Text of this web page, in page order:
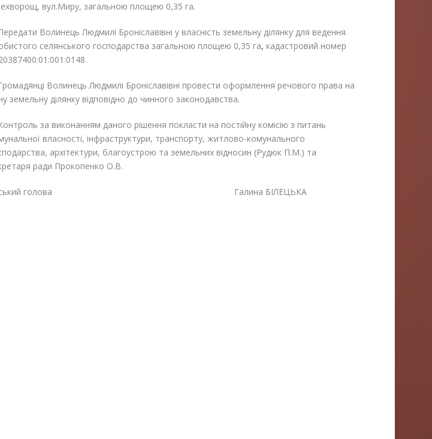
вул.Миру, загальною площею 0,35 га.
Волинець Людмилі Броніславівні у власність земельну ділянку для ведення
селянського господарства загальною площею 0,35 га, кадастровий номер
Волинець Людмилі Броніславівні провести оформлення речового права на
земельну ділянку відповідно до чинного законодавства.
за виконанням даного рішення покласти на постійну комісію з питань
власності, інфраструктури, транспорту, житлово-комунального
архітектури, благоустрою та земельних відносин (Рудюк П.М.) та
ради Прокопенко О.В.
голова Галина БІЛЕЦЬКА